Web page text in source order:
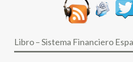
Libro – Sistema Financiero